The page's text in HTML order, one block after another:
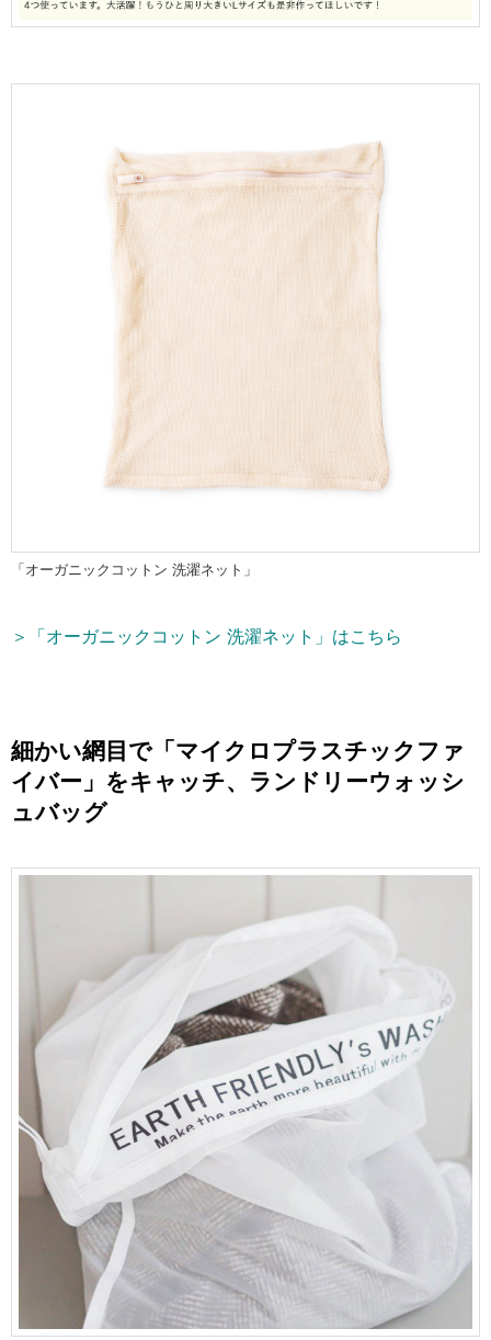
「オーガニックコットン 洗濯ネット」
＞「オーガニックコットン 洗濯ネット」はこちら
細かい網目で「マイクロプラスチックファ
イバー」をキャッチ、ランドリーウォッシ
ュバッグ